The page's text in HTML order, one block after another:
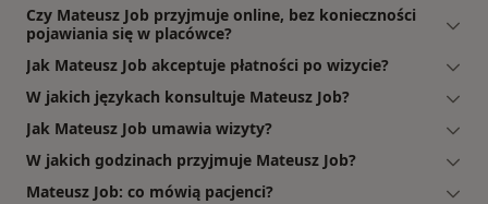
Czy Mateusz Job przyjmuje online, bez konieczności
pojawiania się w placówce?
Jak Mateusz Job akceptuje płatności po wizycie?
W jakich językach konsultuje Mateusz Job?
Jak Mateusz Job umawia wizyty?
W jakich godzinach przyjmuje Mateusz Job?
Mateusz Job: co mówią pacjenci?